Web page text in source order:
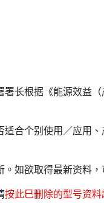
长根据《能源效益
合个别使用／应用
。如欲取得最新资料
按此巳删除的型号资料